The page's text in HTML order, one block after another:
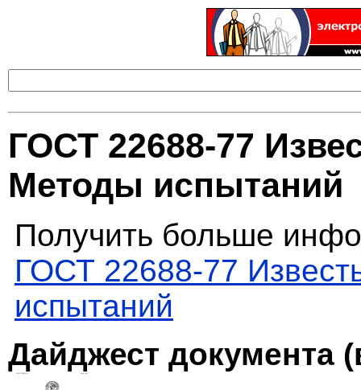
ГОСТ 22688-77
Методы испытаний
Получить больше
ГОСТ 22688-77
испытаний
Дайджест документа